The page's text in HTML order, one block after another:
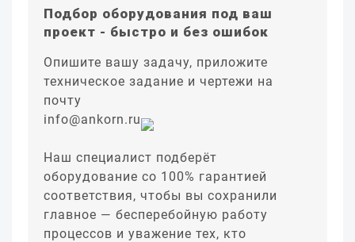
Подбор оборудования под ваш
проект - быстро и без ошибок
Опишите вашу задачу, приложите
техническое задание и чертежи на
почту
info@ankorn.ru
Наш специалист подберёт
оборудование со 100% гарантией
соответствия, чтобы вы сохранили
главное — бесперебойную работу
процессов и уважение тех, кто